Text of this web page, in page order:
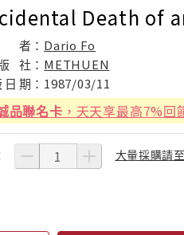
Death of
者： Dario Fo
社： METHUEN
日 期： 1987/03/11
品聯名卡 ，天天享最高7%回
大量採購請